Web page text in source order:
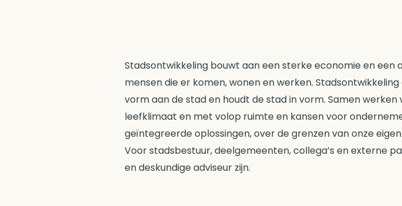
Stadsontwikkeling bouwt aan een sterke economie en
mensen die er komen, wonen en werken.
vorm aan de stad en houdt de stad in vorm. Samen
leefklimaat en met volop ruimte en kansen voor
geïntegreerde oplossingen, over de grenzen van onze
Voor stadsbestuur, deelgemeenten, collega’s en externe
en deskundige adviseur zijn.